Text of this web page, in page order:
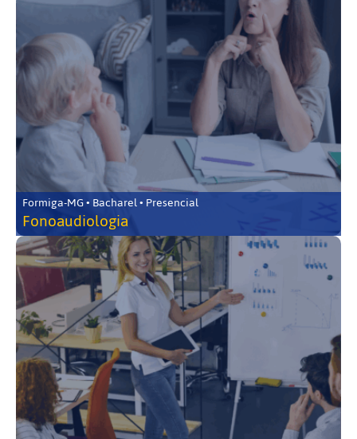
Formiga-MG • Bacharel • Presencial
Fonoaudiologia